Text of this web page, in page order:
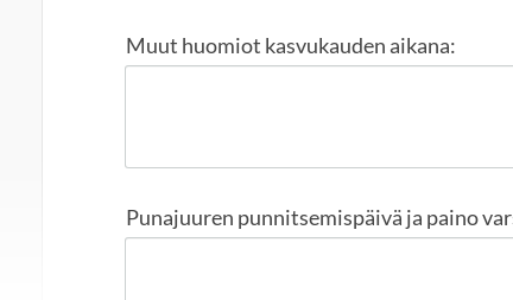
Muut huomiot kasvukauden aikana:
Punajuuren punnitsemispäivä ja paino